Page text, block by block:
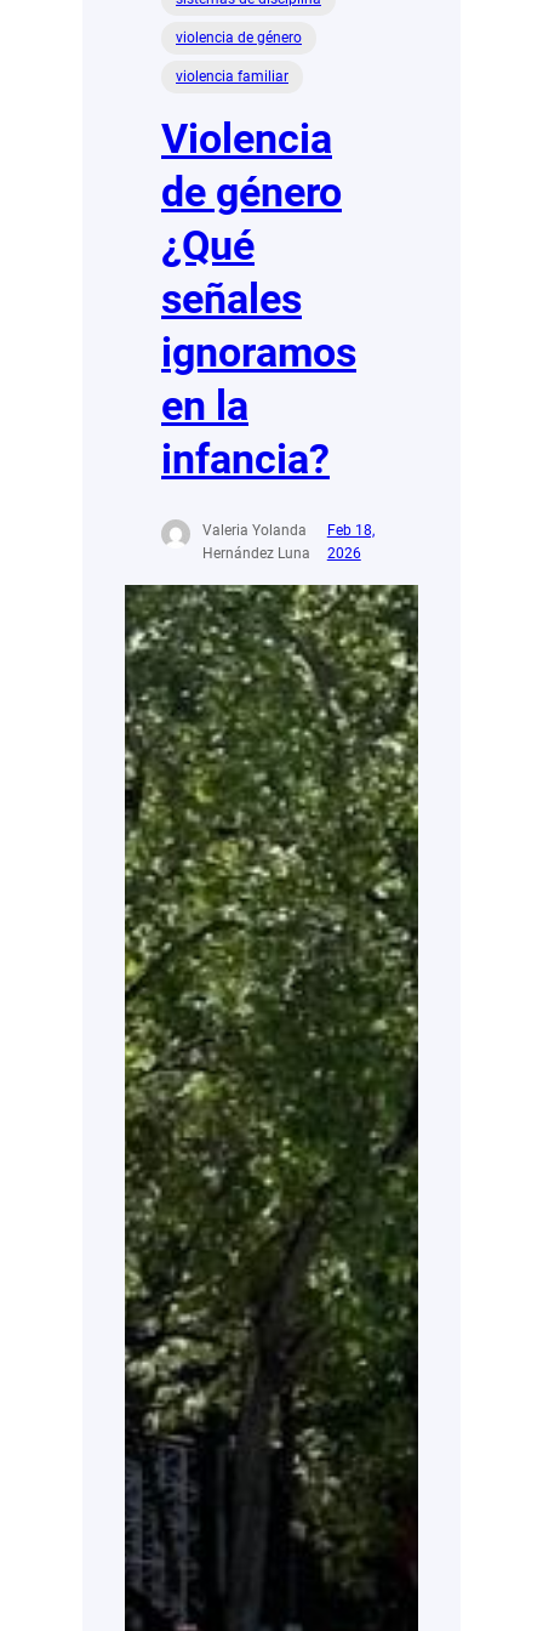
violencia de género
violencia familiar
Violencia
de género
¿Qué
señales
ignoramos
en la
infancia?
Valeria Yolanda
Hernández Luna
Feb 18,
2026